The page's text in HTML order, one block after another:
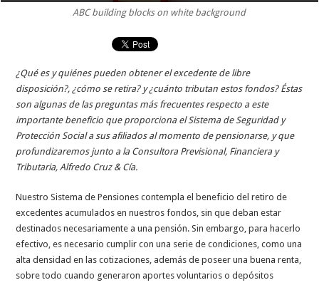
ABC building blocks on white background
¿Qué es y quiénes pueden obtener el excedente de libre
disposición?, ¿cómo se retira? y ¿cuánto tributan estos fondos? Éstas
son algunas de las preguntas más frecuentes respecto a este
importante beneficio que proporciona el Sistema de Seguridad y
Protección Social a sus afiliados al momento de pensionarse, y que
profundizaremos junto a la Consultora Previsional, Financiera y
Tributaria, Alfredo Cruz & Cía.
Nuestro Sistema de Pensiones contem­pla el beneficio del retiro de
excedentes acumulados en nuestros fondos, sin que deban estar
destinados necesariamente a una pensión. Sin embargo, para hacer­lo
efectivo, es necesario cumplir con una serie de condiciones, como una
alta den­sidad en las cotizaciones, además de po­seer una buena renta,
sobre todo cuando generaron aportes voluntarios o depósi­tos